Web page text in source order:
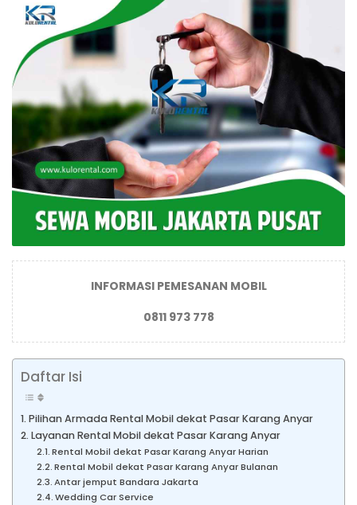
INFORMASI PEMESANAN MOBIL
0811 973 778
Daftar Isi
Pilihan Armada Rental Mobil dekat Pasar Karang Anyar
Layanan Rental Mobil dekat Pasar Karang Anyar
Rental Mobil dekat Pasar Karang Anyar Harian
Rental Mobil dekat Pasar Karang Anyar Bulanan
Antar jemput Bandara Jakarta
Wedding Car Service